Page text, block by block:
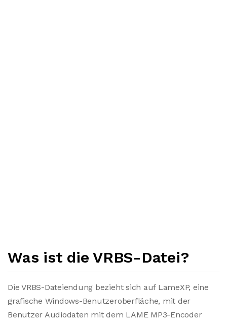
Was ist die VRBS-Datei?
Die VRBS-Dateiendung bezieht sich auf LameXP, eine
grafische Windows-Benutzeroberfläche, mit der
Benutzer Audiodaten mit dem LAME MP3-Encoder